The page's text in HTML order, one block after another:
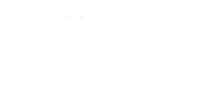
Conseils d’entretien :